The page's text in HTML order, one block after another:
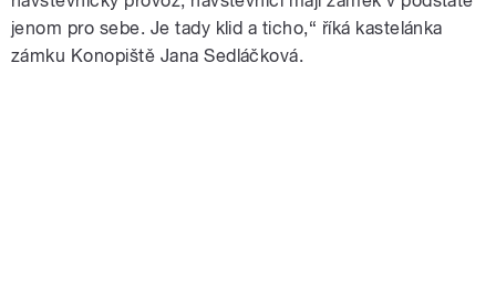
jenom pro sebe. Je tady klid a ticho,“ říká kastelánka
zámku Konopiště Jana Sedláčková.